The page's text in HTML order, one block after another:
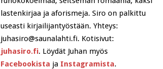
lastenkirjaa ja aforismeja. Siro on palkittu
useasti kirjailijantyöstään. Yhteys:
juhasiro@saunalahti.fi. Kotisivut:
juhasiro.fi. Löydät Juhan myös
Facebookista ja Instagramista.